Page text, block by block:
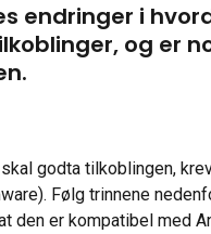
endringer i
og er
godta tilkoblingen,
Følg trinnene
den er kompatibel med